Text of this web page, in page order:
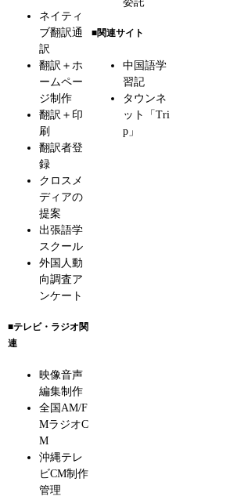
ネイティ
ブ翻訳通
訳
翻訳＋ホ
ームペー
ジ制作
翻訳＋印
刷
翻訳者登
録
クロスメ
ディアの
提案
出張語学
スクール
外国人動
向調査ア
ンケート
■テレビ・ラジオ関
連
映像音声
編集制作
全国AM/F
MラジオC
M
沖縄テレ
ビCM制作
管理
■関連サイト
中国語学
習記
タウンネ
ット「Tri
p」